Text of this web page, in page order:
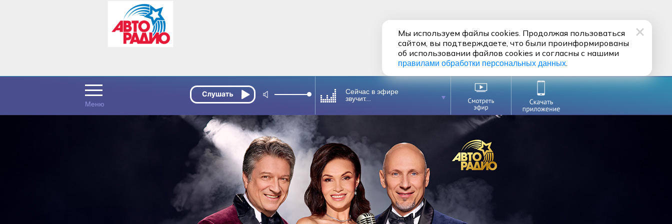
Сейчас в эфире
звучит...
Мы используем файлы cookies. Продолжая пользоваться
сайтом, вы подтверждаете, что были проинформированы
об использовании файлов cookies и согласны с нашими
правилами обработки персональных данных.